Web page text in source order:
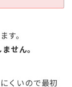
す。
せん。
くいので最初